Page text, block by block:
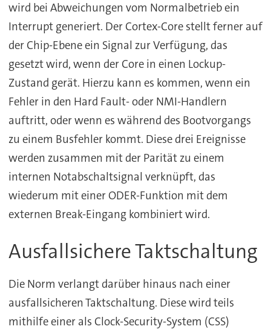
wird bei Abweichungen vom Normalbetrieb ein
Interrupt generiert. Der Cortex-Core stellt ferner auf
der Chip-Ebene ein Signal zur Verfügung, das
gesetzt wird, wenn der Core in einen Lockup-
Zustand gerät. Hierzu kann es kommen, wenn ein
Fehler in den Hard Fault- oder NMI-Handlern
auftritt, oder wenn es während des Bootvorgangs
zu einem Busfehler kommt. Diese drei Ereignisse
werden zusammen mit der Parität zu einem
internen Notabschaltsignal verknüpft, das
wiederum mit einer ODER-Funktion mit dem
externen Break-Eingang kombiniert wird.
Ausfallsichere Taktschaltung
Die Norm verlangt darüber hinaus nach einer
ausfallsicheren Taktschaltung. Diese wird teils
mithilfe einer als Clock-Security-System (CSS)